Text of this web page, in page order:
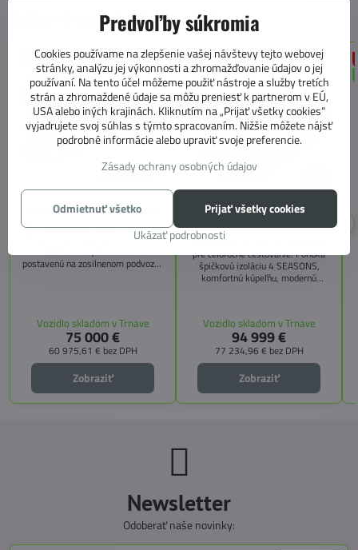
Vyber si svoj nový karavan
SKLADOM
NOVÉ VOZIDLO
MEGAMOBIL MegaSport 640
Objavte prémiový model
MEGAMOBIL Mega Sport 640 L4H2
postavenú na zosilnenom podvozku
pozdĺžnemu lôžku a možnosti
doplniť predné prídavné lôžko.
Vozidlo skladom v Trnave
75 000 €
60 975,61 € bez DPH
Zobraziť
SKLADOM
NOVÉ VOZIDLO
MEGAMOBIL MegaRevolution
640
je prémiový obytný van navrhnutý
pre celoročné cestovanie. Ponúka
špičkovú izoláciu 4 SEASONS,
komfortnú kúpeľňu, modernú
CITY, TECHNO, SICHERHEIT a
MEGA WINTER získate maximálnu
bezpečnosť, pohodlie a
technologické inovácie. Ideálna
voľba pre tých, ktorí hľadajú luxus,
funkčnosť a slobodu na cestách.
Vozidlo skladom v Trnave
94 999 €
77 234,96 € bez DPH
Zobraziť
Newsletter
Odoberať naše novinky:
Predvoľby súkromia
Cookies používame na zlepšenie vašej návštevy tejto webovej
stránky, analýzu jej výkonnosti a zhromažďovanie údajov o jej
používaní. Na tento účel môžeme použiť nástroje a služby tretích
strán a zhromaždené údaje sa môžu preniesť k partnerom v EÚ,
USA alebo iných krajinách. Kliknutím na „Prijať všetky cookies“
vyjadrujete svoj súhlas s týmto spracovaním. Nižšie môžete nájsť
podrobné informácie alebo upraviť svoje preferencie.
Zásady ochrany osobných údajov
Ukázať podrobnosti
Prijať všetky cookies
Odmietnuť všetko